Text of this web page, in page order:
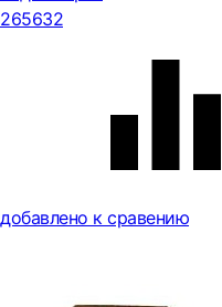
265632
добавлено к сравению